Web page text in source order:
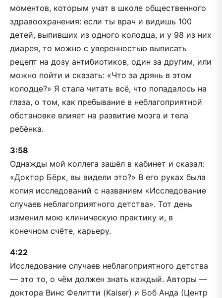
моментов, которым учат в школе общественного
здравоохранения: если ты врач и видишь 100
детей, выпивших из одного колодца, и у 98 из них
диарея, то можно с уверенностью выписать
рецепт на дозу антибиотиков, один за другим, или
можно пойти и сказать: «Что за дрянь в этом
колодце?» Я стала читать всё, что попадалось на
глаза, о том, как пребывание в неблагоприятной
обстановке влияет на развитие мозга и тела
ребёнка.
3:58
Однажды мой коллега зашёл в кабинет и сказал:
«Доктор Бёрк, вы видели это?» В его руках была
копия исследований с названием «Исследование
случаев неблагоприятного детства». Тот день
изменил мою клиническую практику и, в
конечном счёте, карьеру.
4:22
Исследование случаев неблагоприятного детства
— это то, о чём должен знать каждый. Авторы —
доктора Винс Фелитти (Kaiser) и Боб Анда (Центр